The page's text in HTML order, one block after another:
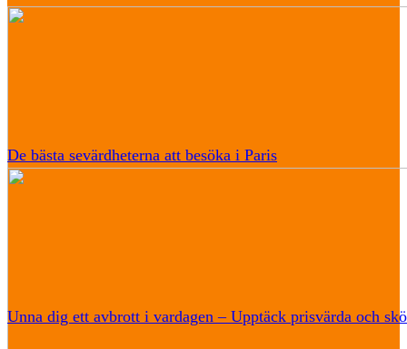
De bästa sevärdheterna att besöka i Paris
Unna dig ett avbrott i vardagen – Upptäck prisvärda och